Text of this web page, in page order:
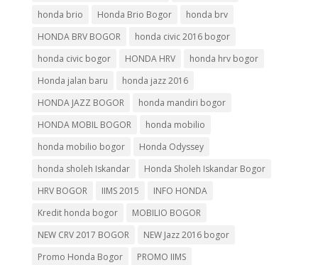
honda brio
Honda Brio Bogor
honda brv
HONDA BRV BOGOR
honda civic 2016 bogor
honda civic bogor
HONDA HRV
honda hrv bogor
Honda jalan baru
honda jazz 2016
HONDA JAZZ BOGOR
honda mandiri bogor
HONDA MOBIL BOGOR
honda mobilio
honda mobilio bogor
Honda Odyssey
honda sholeh Iskandar
Honda Sholeh Iskandar Bogor
HRV BOGOR
IIMS 2015
INFO HONDA
Kredit honda bogor
MOBILIO BOGOR
NEW CRV 2017 BOGOR
NEW Jazz 2016 bogor
Promo Honda Bogor
PROMO IIMS